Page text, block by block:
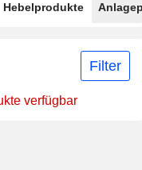
Hebelprodukte
Filter
verfügbar